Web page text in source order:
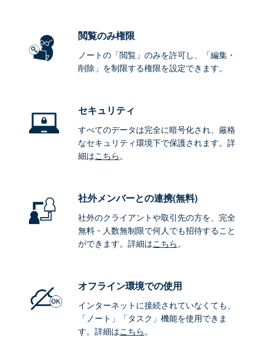
閲覧のみ権限
ノートの「閲覧」のみを許可し、「編集・
削除」を制限する権限を設定できます。
セキュリティ
すべてのデータは完全に暗号化され、厳格
なセキュリティ環境下で保護されます。詳
細はこちら。
社外メンバーとの連携(無料)
社外のクライアントや取引先の方を、完全
無料・人数無制限で何人でも招待すること
ができます。詳細はこちら。
オフライン環境での使用
インターネットに接続されていなくても、
「ノート」「タスク」機能を使用できま
す。詳細はこちら。